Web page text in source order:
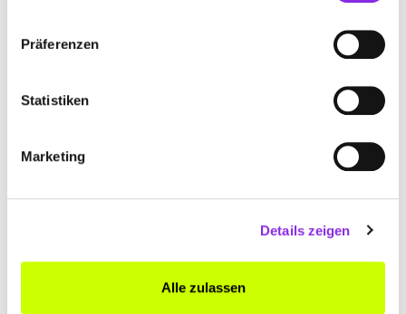
Präferenzen
Statistiken
Marketing
Details zeigen
Alle zulassen